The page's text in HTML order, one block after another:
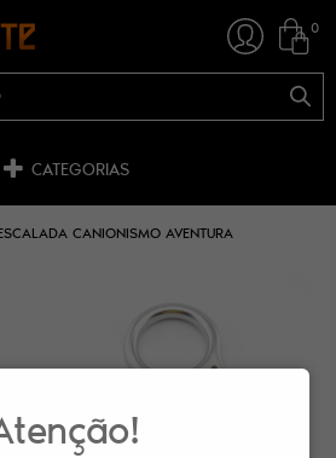
0
CATEGORIAS
CANIONISMO AVENTURA